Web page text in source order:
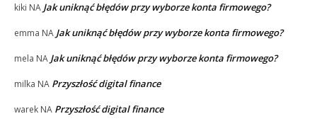
kiki NA Jak uniknąć błędów przy wyborze konta firmowego?
emma NA Jak uniknąć błędów przy wyborze konta firmowego?
mela NA Jak uniknąć błędów przy wyborze konta firmowego?
milka NA Przyszłość digital finance
warek NA Przyszłość digital finance